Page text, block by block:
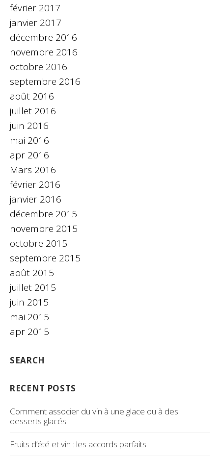
février 2017
janvier 2017
décembre 2016
novembre 2016
octobre 2016
septembre 2016
août 2016
juillet 2016
juin 2016
mai 2016
apr 2016
Mars 2016
février 2016
janvier 2016
décembre 2015
novembre 2015
octobre 2015
septembre 2015
août 2015
juillet 2015
juin 2015
mai 2015
apr 2015
SEARCH
RECENT POSTS
Comment associer du vin à une glace ou à des
desserts glacés
Fruits d’été et vin : les accords parfaits